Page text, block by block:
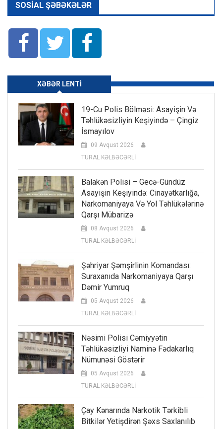
SOSIAL ŞƏBƏKƏLƏR
XƏBƏR LENTI
19-Cu Polis Bölməsi: Asayişin Və
Təhlükəsizliyin Keşiyində – Çingiz
İsmayılov
09 Avqust 2026
TURAL KƏLBƏCƏRLİ
Balakən Polisi – Gecə-Gündüz
Asayişin Keşiyində: Cinayətkarlığa,
Narkomaniyaya Və Yol Təhlükələrinə
Qarşı Mübarizə
08 Avqust 2026
TURAL KƏLBƏCƏRLİ
Şəhriyar Şəmşirlinin Komandası:
Suraxanıda Narkomaniyaya Qarşı
Dəmir Yumruq
05 Avqust 2026
TURAL KƏLBƏCƏRLİ
Nəsimi Polisi Cəmiyyətin
Təhlükəsizliyi Naminə Fədakarlıq
Nümunəsi Göstərir
05 Avqust 2026
TURAL KƏLBƏCƏRLİ
Çay Kənarında Narkotik Tərkibli
Bitkilər Yetişdirən Şəxs Saxlanılıb